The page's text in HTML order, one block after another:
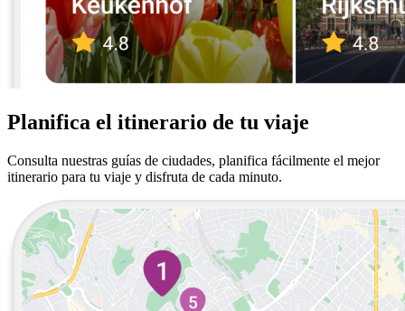
Planifica el itinerario de tu viaje
Consulta nuestras guías de ciudades, planifica fácilmente el mejor
itinerario para tu viaje y disfruta de cada minuto.